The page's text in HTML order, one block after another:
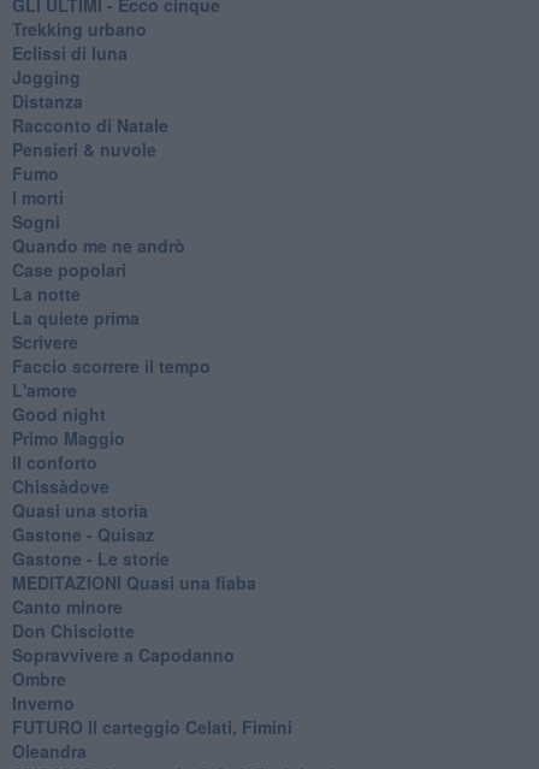
Trekking urbano
Eclissi di luna
Jogging
Distanza
Racconto di Natale
Pensieri & nuvole
Fumo
I morti
Sogni
Quando me ne andrò
Case popolari
La notte
La quiete prima
Scrivere
Faccio scorrere il tempo
L'amore
Good night
Primo Maggio
Il conforto
Chissàdove
Quasi una storia
Gastone - Quisaz
Gastone - Le storie
MEDITAZIONI Quasi una fiaba
Canto minore
Don Chisciotte
Sopravvivere a Capodanno
Ombre
Inverno
FUTURO Il carteggio Celati, Fimini
Oleandra